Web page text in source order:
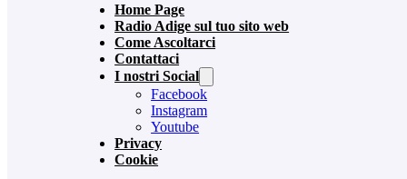
Home Page
Radio Adige sul tuo sito web
Come Ascoltarci
Contattaci
I nostri Social
Facebook
Instagram
Youtube
Privacy
Cookie